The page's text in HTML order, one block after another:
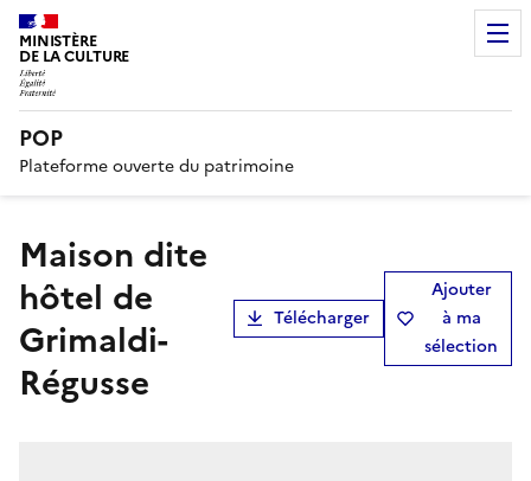
MINISTÈRE
DE LA CULTURE
POP
Plateforme ouverte du patrimoine
maison dite
hôtel de
Grimaldi-
Régusse
Télécharger
Ajouter
à ma
sélection